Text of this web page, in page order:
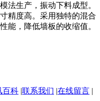
法生产，振动下料成型。
精度高。采用独特的混合
能，降低墙板的收缩值。
百科 |联系我们 |在线留言 |